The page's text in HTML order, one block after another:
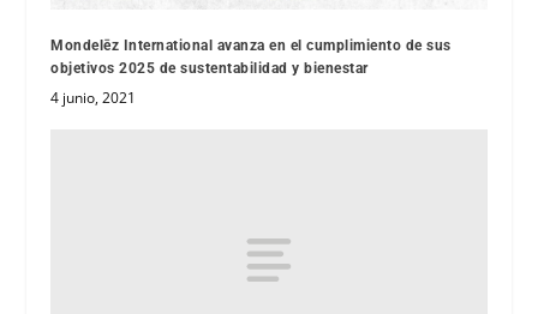
Mondelēz International avanza en el cumplimiento de sus
objetivos 2025 de sustentabilidad y bienestar
4 junio, 2021